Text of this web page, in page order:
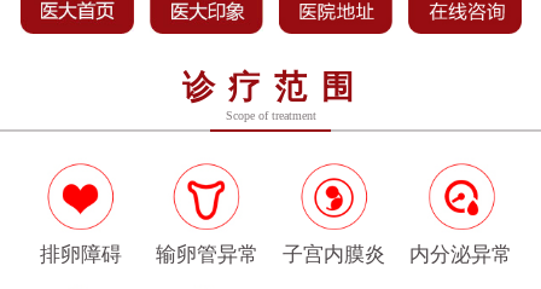
诊疗范围
Scope of treatment
排卵障碍 输卵管异常 子宫内膜炎 内分泌异常